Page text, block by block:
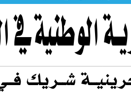
الوطنية
شـــريك